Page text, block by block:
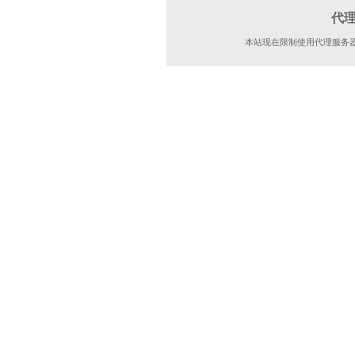
代
本站现在限制使用代理服务